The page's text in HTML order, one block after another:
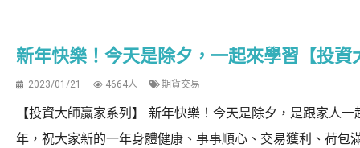
新年快樂！今天是除夕，一起來學習【投資
2023/01/21 4664人 期貨交易
【投資大師贏家系列】 新年快樂！今天是除夕，是跟家人
年，祝大家新的一年身體健康、事事順心、交易獲利、荷